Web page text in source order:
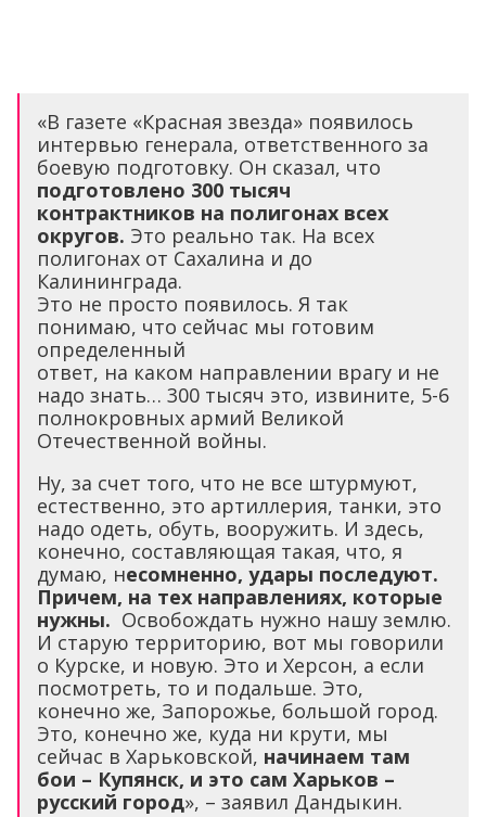
«В газете «Красная звезда» появилось
интервью генерала, ответственного за
боевую подготовку. Он сказал, что
подготовлено 300 тысяч
контрактников на полигонах всех
округов. Это реально так. На всех
полигонах от Сахалина и до
Калининграда.
Это не просто появилось. Я так
понимаю, что сейчас мы готовим
определенный
ответ, на каком направлении врагу и не
надо знать… 300 тысяч это, извините, 5-6
полнокровных армий Великой
Отечественной войны.
Ну, за счет того, что не все штурмуют,
естественно, это артиллерия, танки, это
надо одеть, обуть, вооружить. И здесь,
конечно, составляющая такая, что, я
думаю, несомненно, удары последуют.
Причем, на тех направлениях, которые
нужны. Освобождать нужно нашу землю.
И старую территорию, вот мы говорили
о Курске, и новую. Это и Херсон, а если
посмотреть, то и подальше. Это,
конечно же, Запорожье, большой город.
Это, конечно же, куда ни крути, мы
сейчас в Харьковской, начинаем там
бои – Купянск, и это сам Харьков –
русский город», – заявил Дандыкин.